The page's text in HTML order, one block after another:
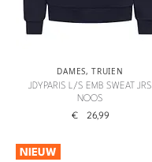
DAMES,TRUIEN
JDYPARIS L/S EMB SWEAT JRS
NOOS
€ 26,99
NIEUW